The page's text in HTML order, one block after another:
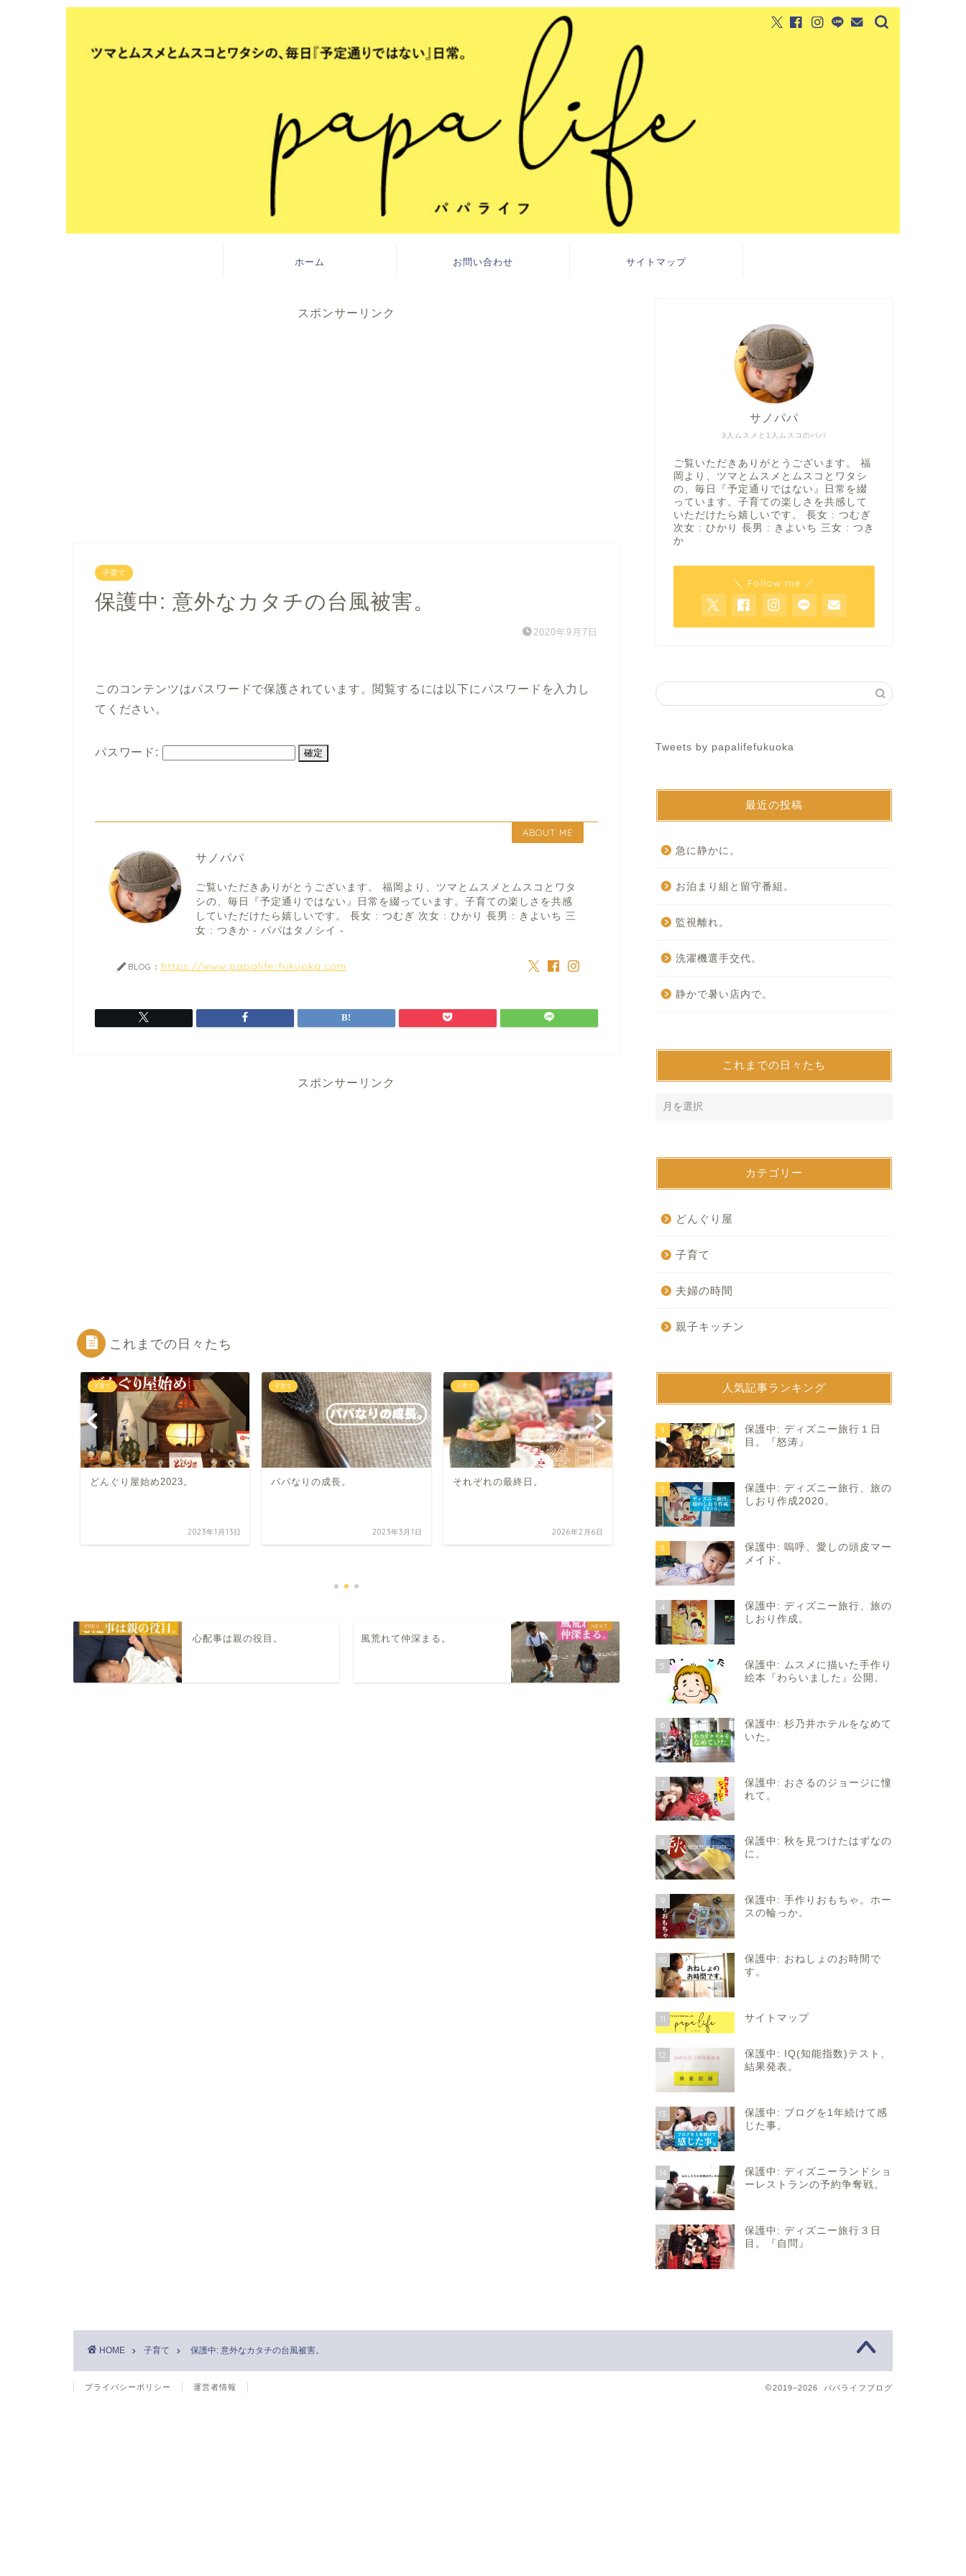
ホーム お問い合わせ サイトマップ
スポンサーリンク
子育て
保護中: 意外なカタチの台風被害。
2020年9月7日
このコンテンツはパスワードで保護されています。閲覧するには以下にパスワードを入力し
てください。
パスワード:
ABOUT ME
サノパパ
ご覧いただきありがとうございます。 福岡より、ツマとムスメとムスコとワタ
シの、毎日『予定通りではない』日常を綴っています。子育ての楽しさを共感
していただけたら嬉しいです。 長女 : つむぎ 次女 : ひかり 長男 : きよいち 三
女 : つきか - パパはタノシイ -
BLOG： https://www.papalife-fukuoka.com
スポンサーリンク
これまでの日々たち
子育て
どんぐり屋始め2023。
2023年1月13日
子育て
パパなりの成長。
2023年3月1日
子育て
それぞれの最終日。
2026年2月6日
どんぐり屋始め2023。
2023年1月13日
子育て
パパなりの成長。
心配事は親の役目。 風荒れて仲深まる。
3人ムスメと1人ムスコのパパ
サノパパ
ご覧いただきありがとうございます。 福
岡より、ツマとムスメとムスコとワタシ
の、毎日『予定通りではない』日常を綴
っています。子育ての楽しさを共感して
いただけたら嬉しいです。 長女 : つむぎ
次女 : ひかり 長男 : きよいち 三女 : つき
か
＼ Follow me ／
Tweets by papalifefukuoka
最近の投稿
急に静かに。
お泊まり組と留守番組。
監視離れ。
洗濯機選手交代。
静かで暑い店内で。
これまでの日々たち
カテゴリー
どんぐり屋
子育て
夫婦の時間
親子キッチン
人気記事ランキング
1
保護中: ディズニー旅行１日
目。『怒涛』
2
保護中: ディズニー旅行、旅の
しおり作成2020。
3
保護中: 嗚呼、愛しの頭皮マー
メイド。
4
保護中: ディズニー旅行、旅の
しおり作成。
5
保護中: ムスメに描いた手作り
絵本『わらいました』公開。
6
保護中: 杉乃井ホテルをなめて
いた。
7
保護中: おさるのジョージに憧
れて。
8
保護中: 秋を見つけたはずなの
に。
9
保護中: 手作りおもちゃ。ホー
スの輪っか。
10
保護中: おねしょのお時間で
す。
11 サイトマップ
12
保護中: IQ(知能指数)テスト、
結果発表。
13
保護中: ブログを1年続けて感
じた事。
14
保護中: ディズニーランドショ
ーレストランの予約争奪戦。
15
保護中: ディズニー旅行３日
目。『自問』
HOME 子育て 保護中: 意外なカタチの台風被害。
プライバシーポリシー 運営者情報 2019–2026 パパライフブログ